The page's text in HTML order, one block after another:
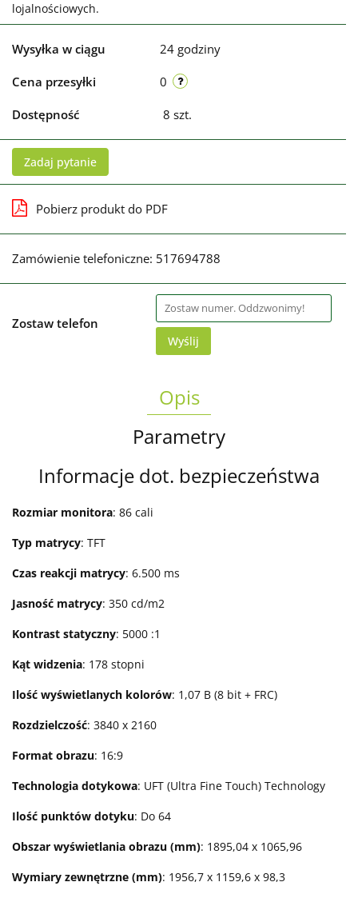
lojalnościowych.
Wysyłka w ciągu 24 godziny
Cena przesyłki 0
Dostępność 8 szt.
Zadaj pytanie
Pobierz produkt do PDF
Zamówienie telefoniczne: 517694788
Zostaw telefon
Wyślij
Opis
Parametry
Informacje dot. bezpieczeństwa
Rozmiar monitora: 86 cali
Typ matrycy: TFT
Czas reakcji matrycy: 6.500 ms
Jasność matrycy: 350 cd/m2
Kontrast statyczny: 5000 :1
Kąt widzenia: 178 stopni
Ilość wyświetlanych kolorów: 1,07 B (8 bit + FRC)
Rozdzielczość: 3840 x 2160
Format obrazu: 16:9
Technologia dotykowa: UFT (Ultra Fine Touch) Technology
Ilość punktów dotyku: Do 64
Obszar wyświetlania obrazu (mm): 1895,04 x 1065,96
Wymiary zewnętrzne (mm): 1956,7 x 1159,6 x 98,3